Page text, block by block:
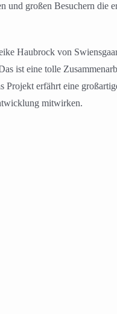
großen Besuchern die
Haubrock von
ist eine tolle
Projekt erfährt eine
mitwirken.